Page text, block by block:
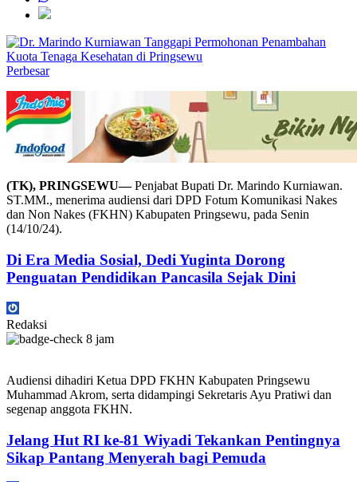
Perbesar
(TK), PRINGSEWU—Penjabat Bupati Dr. Marindo Kurniawan.
ST.MM., menerima audiensi dari DPD Fotum Komunikasi Nakes
dan Non Nakes (FKHN) Kabupaten Pringsewu, pada Senin
(14/10/24).
Di Era Media Sosial, Dedi Yuginta Dorong
Penguatan Pendidikan Pancasila Sejak Dini
Redaksi
8 jam
Audiensi dihadiri Ketua DPD FKHN Kabupaten Pringsewu
Muhammad Akrom, serta didampingi Sekretaris Ayu Pratiwi dan
segenap anggota FKHN.
Jelang Hut RI ke-81 Wiyadi Tekankan Pentingnya
Sikap Pantang Menyerah bagi Pemuda